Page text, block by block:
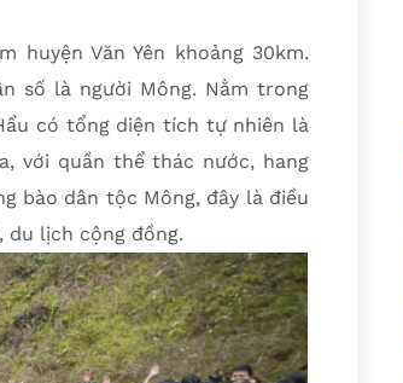
huyện Văn Yên khoảng 30km.
số là người Mông. Nằm trong
có tổng diện tích tự nhiên là
với quần thể thác nước, hang
bào dân tộc Mông, đây là điều
du lịch cộng đồng.